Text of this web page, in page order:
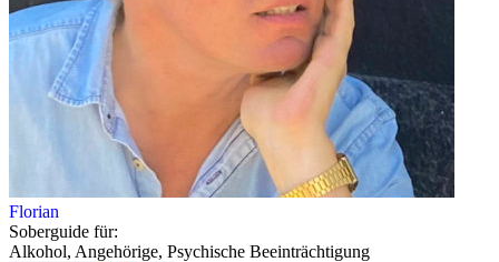
Florian
Soberguide für:
Alkohol, Angehörige, Psychische Beeinträchtigung